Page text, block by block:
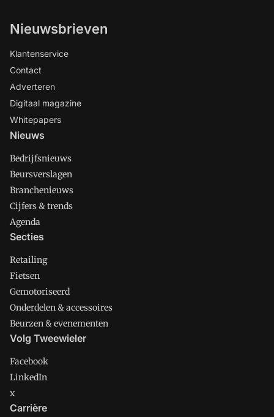
Nieuwsbrieven
Klantenservice
Contact
Adverteren
Digitaal magazine
Whitepapers
Nieuws
Bedrijfsnieuws
Beursverslagen
Branchenieuws
Cijfers & trends
Agenda
Secties
Retailing
Fietsen
Gemotoriseerd
Onderdelen & accessoires
Beurzen & evenementen
Volg Tweewieler
Facebook
LinkedIn
x
Carrière